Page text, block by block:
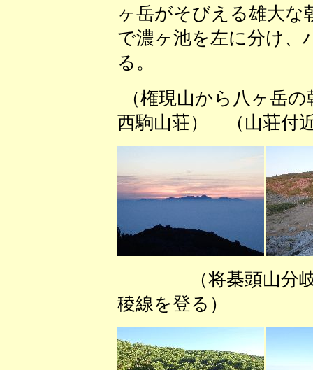
ヶ岳がそびえる雄大な
で濃ヶ池を左に分け、
る。
（権現山から八ヶ
西駒山荘） （山荘付
（将棊頭山
稜線を登る） （